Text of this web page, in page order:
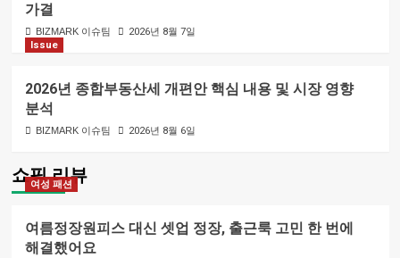
가결
BIZMARK 이슈팀
2026년 8월 7일
Issue
2026년 종합부동산세 개편안 핵심 내용 및 시장 영향
분석
BIZMARK 이슈팀 2026년 8월 6일
쇼핑 리뷰
여성 패션
여름정장원피스 대신 셋업 정장, 출근룩 고민 한 번에
해결했어요